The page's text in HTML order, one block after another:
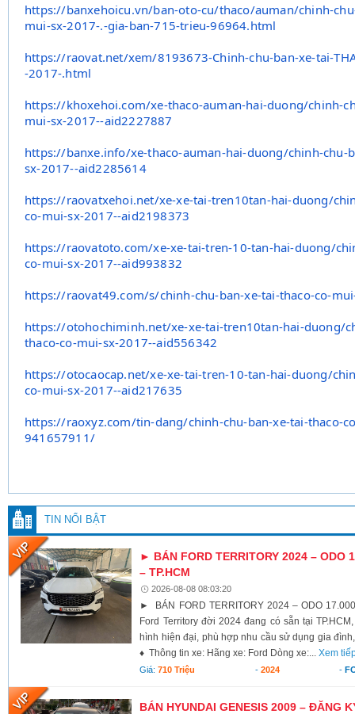
https://banxehoicu.vn/ban-oto-cu/thaco/auman/chinh-
mui-sx-2017-.-gia-ban-715-trieu-96964.html
https://raovat.net/xem/8193673-Chinh-chu-ban-xe-tai-
-2017-.html
https://khoxehoi.com/xe-thaco-auman-hai-duong/chinh-
mui-sx-2017--aid2227887
https://banxe.info/xe-thaco-auman-hai-duong/chinh-chu-
sx-2017--aid2285614
https://raovatxehoi.net/xe-xe-tai-tren10tan-hai-duong/
co-mui-sx-2017--aid2198373
https://raovatoto.com/xe-xe-tai-tren-10-tan-hai-duong/
co-mui-sx-2017--aid993832
https://raovat49.com/s/chinh-chu-ban-xe-tai-thaco-co-
https://otohochiminh.net/xe-xe-tai-tren10tan-hai-duong/
thaco-co-mui-sx-2017--aid556342
https://otocaocap.net/xe-xe-tai-tren-10-tan-hai-duong/
co-mui-sx-2017--aid217635
https://raoxyz.com/tin-dang/chinh-chu-ban-xe-tai-thaco-
941657911/
TIN NỔI BẬT
► BÁN FORD TERRITORY 2024 – ODO
– TP.HCM
2026-08-08 08:03:20
► BÁN FORD TERRITORY 2024 – ODO
Ford Territory đời 2024 đang có sẵn tại
hình hiện đại, phù hợp nhu cầu sử dụng gia
♦ Thông tin xe: Hãng xe: Ford Dòng xe:...Xem
Giá:710 Triệu - 2024 -
BÁN HYUNDAI GENESIS 2009 – ĐĂNG